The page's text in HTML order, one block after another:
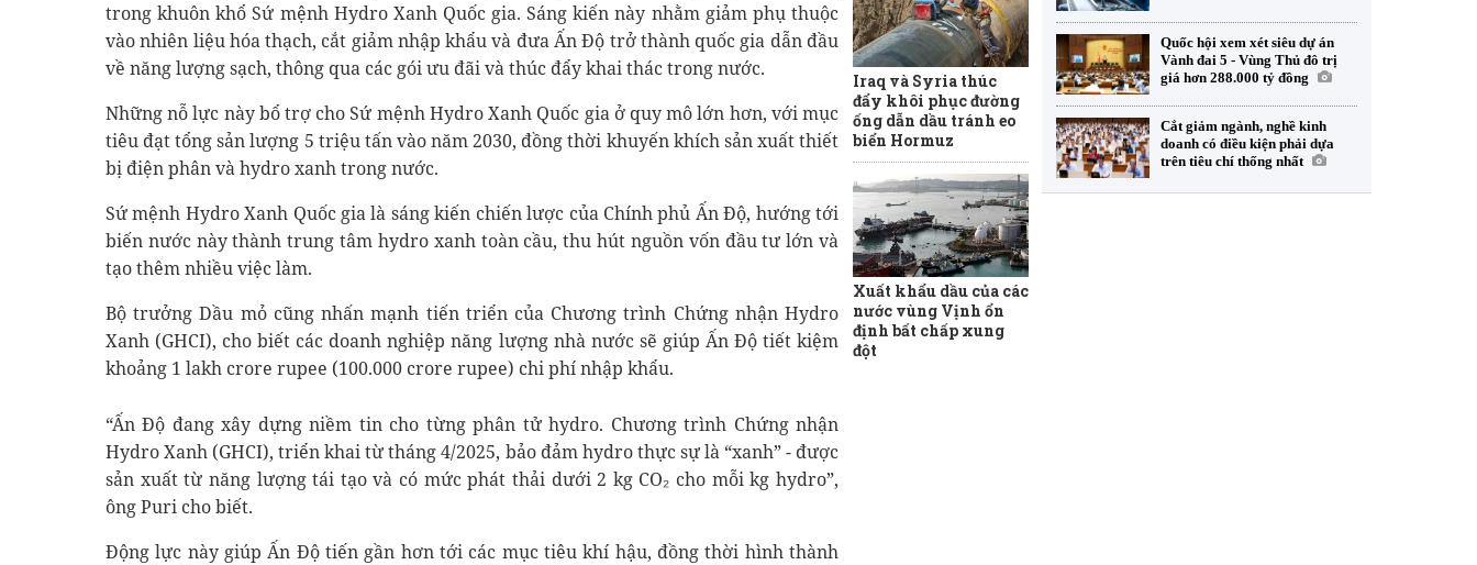
trong khuôn khổ Sứ mệnh Hydro Xanh Quốc gia. Sáng kiến này nhằm giảm phụ thuộc
vào nhiên liệu hóa thạch, cắt giảm nhập khẩu và đưa Ấn Độ trở thành quốc gia dẫn đầu
về năng lượng sạch, thông qua các gói ưu đãi và thúc đẩy khai thác trong nước.
Những nỗ lực này bổ trợ cho Sứ mệnh Hydro Xanh Quốc gia ở quy mô lớn hơn, với mục
tiêu đạt tổng sản lượng 5 triệu tấn vào năm 2030, đồng thời khuyến khích sản xuất thiết
bị điện phân và hydro xanh trong nước.
Sứ mệnh Hydro Xanh Quốc gia là sáng kiến chiến lược của Chính phủ Ấn Độ, hướng tới
biến nước này thành trung tâm hydro xanh toàn cầu, thu hút nguồn vốn đầu tư lớn và
tạo thêm nhiều việc làm.
Bộ trưởng Dầu mỏ cũng nhấn mạnh tiến triển của Chương trình Chứng nhận Hydro
Xanh (GHCI), cho biết các doanh nghiệp năng lượng nhà nước sẽ giúp Ấn Độ tiết kiệm
khoảng 1 lakh crore rupee (100.000 crore rupee) chi phí nhập khẩu.
“Ấn Độ đang xây dựng niềm tin cho từng phân tử hydro. Chương trình Chứng nhận
Hydro Xanh (GHCI), triển khai từ tháng 4/2025, bảo đảm hydro thực sự là “xanh” - được
sản xuất từ năng lượng tái tạo và có mức phát thải dưới 2 kg CO₂ cho mỗi kg hydro”,
ông Puri cho biết.
Động lực này giúp Ấn Độ tiến gần hơn tới các mục tiêu khí hậu, đồng thời hình thành
Iraq và Syria thúc
đẩy khôi phục đường
ống dẫn dầu tránh eo
biển Hormuz
Xuất khẩu dầu của các
nước vùng Vịnh ổn
định bất chấp xung
đột
Quốc hội xem xét siêu dự án
Vành đai 5 - Vùng Thủ đô trị
giá hơn 288.000 tỷ đồng
Cắt giảm ngành, nghề kinh
doanh có điều kiện phải dựa
trên tiêu chí thống nhất